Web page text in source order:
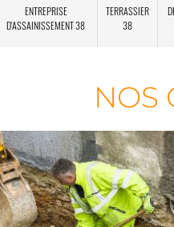
ENTREPRISE
D'ASSAINISSEMENT 38
TERRASSIER
38
NOS